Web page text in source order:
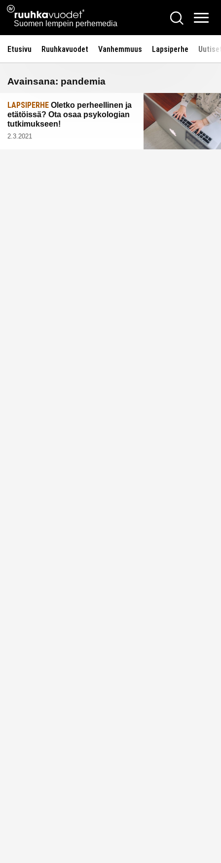
Siirry
sisältöön
Ruuhkavuodet.fi
Suomen lempein perhemedia
Hae
Etusivu Ruuhkavuodet Vanhemmuus Lapsiperhe
Avainsana: pandemia
LAPSIPERHE Oletko perheellinen ja
etätöissä? Ota osaa psykologian
tutkimukseen!
2.3.2021